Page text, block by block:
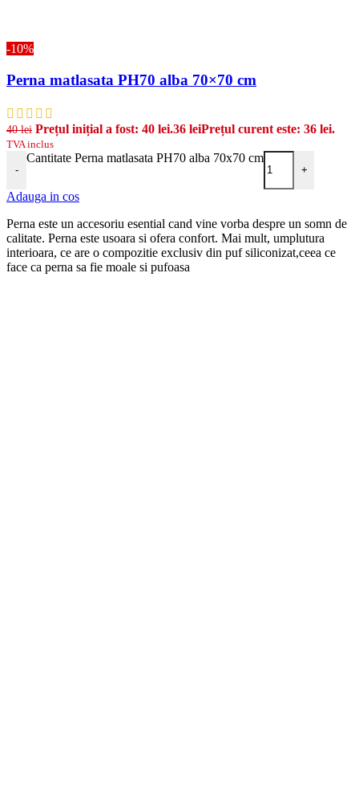
-10%
Perna matlasata PH70 alba 70×70 cm
40lei Prețul inițial a fost: 40 lei.36 leiPrețul curent este: 36 lei.
TVA inclus
-
Cantitate Perna matlasata PH70 alba 70x70 cm
+
Adauga in cos
Perna este un accesoriu esential cand vine vorba despre un somn de
calitate. Perna este usoara si ofera confort. Mai mult, umplutura
interioara, ce are o compozitie exclusiv din puf siliconizat,ceea ce
face ca perna sa fie moale si pufoasa